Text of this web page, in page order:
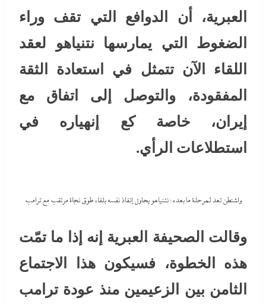
العبرية، أن الدوافع التي تقف وراء
الضغوط التي يمارسها نتنياهو لعقد
اللقاء الآن تتمثل في استعادة الثقة
المفقودة، والتوصل إلى اتفاق مع
إيران، خاصة كع إنهياره في
استطلاعات الرأي.
واشنطن تعد لمرحلة ما بعده : نتنياهو يحاول إنقاذ نفسه بلقاء طوق نجاة مرتقب مع ترامب
وقالت الصحيفة العبرية إنه إذا ما تمّت
هذه الخطوة، فسيكون هذا الاجتماع
الثامن بين الزعيمين منذ عودة ترامب